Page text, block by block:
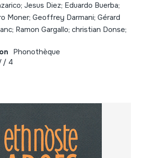
Jesus Diez; Eduardo Buerba;
Moner; Geoffrey Darmani; Gérard
Ramon Gargallo; christian Donse;
Phonothèque
/ 4